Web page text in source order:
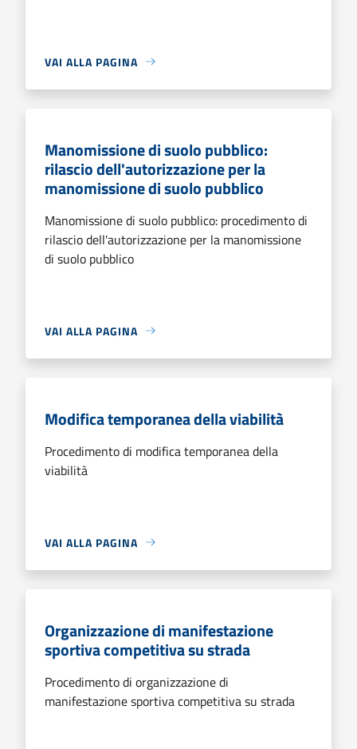
VAI ALLA PAGINA
Manomissione di suolo pubblico:
rilascio dell'autorizzazione per la
manomissione di suolo pubblico
Manomissione di suolo pubblico: procedimento di
rilascio dell'autorizzazione per la manomissione
di suolo pubblico
VAI ALLA PAGINA
Modifica temporanea della viabilità
Procedimento di modifica temporanea della
viabilità
VAI ALLA PAGINA
Organizzazione di manifestazione
sportiva competitiva su strada
Procedimento di organizzazione di
manifestazione sportiva competitiva su strada